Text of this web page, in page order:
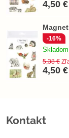
4,50 €
-16%
Skladom
4,50 €
5,38 €
Kontakt